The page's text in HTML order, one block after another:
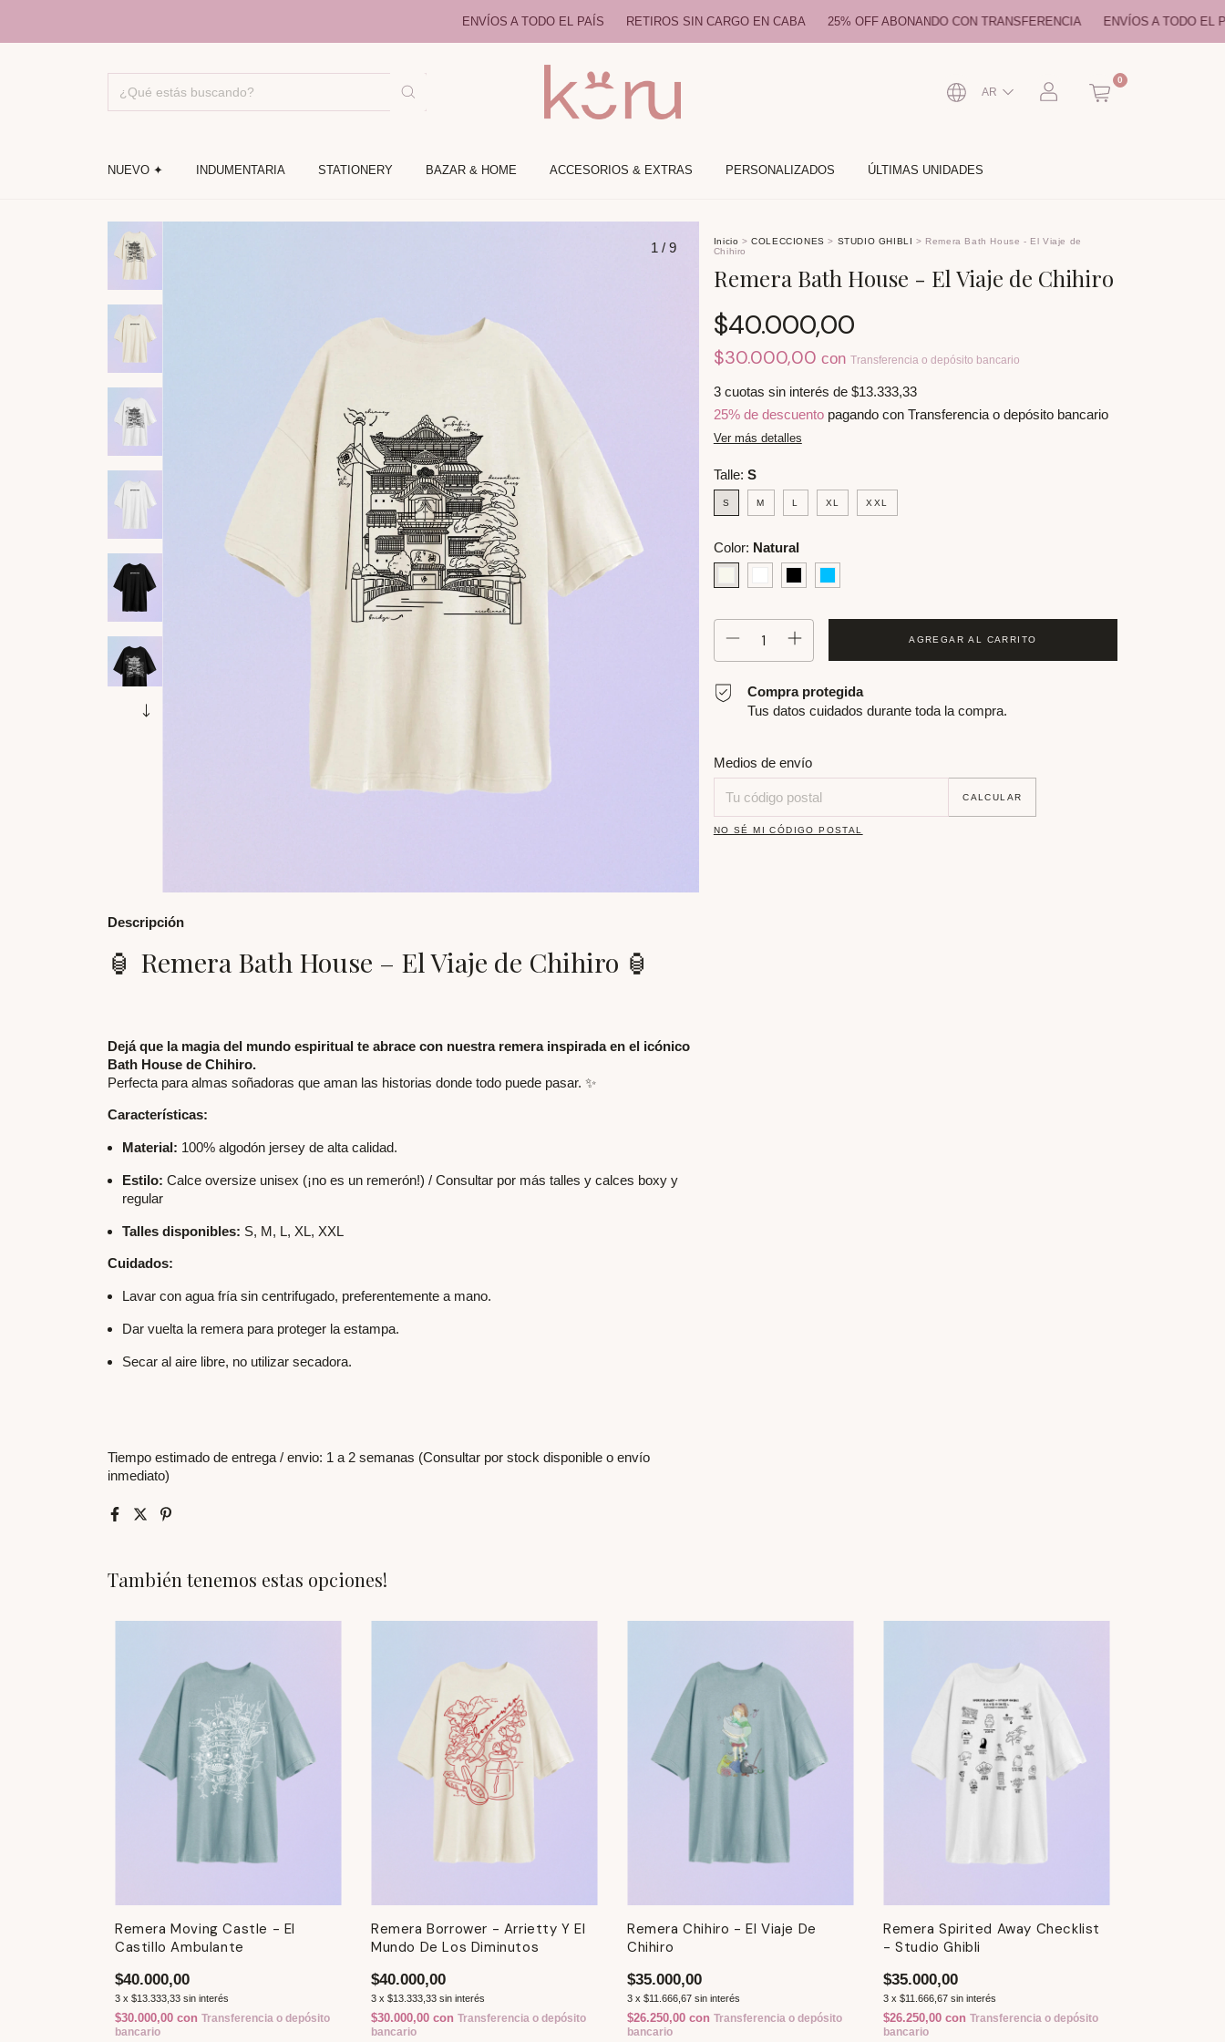
ENVÍOS A TODO EL PAÍS RETIROS SIN CARGO EN CABA 25% OFF ABONANDO CON TRANSFERENCIA ENVÍOS A TODO EL PAÍS
AR
0
NUEVO ✦ INDUMENTARIA STATIONERY BAZAR & HOME ACCESORIOS & EXTRAS PERSONALIZADOS ÚLTIMAS UNIDADES
1 / 9 Inicio > COLECCIONES> STUDIO GHIBLI > Remera Bath House - El Viaje de
Chihiro
Remera Bath House - El Viaje de Chihiro
$40.000,00
$30.000,00 con Transferencia o depósito bancario
3 cuotas sin interés de $13.333,33
25% de descuentopagando con Transferencia o depósito bancario
Ver más detalles
Talle: S
S M L XL XXL
Color: Natural
Compra protegida
Tus datos cuidados durante toda la compra.
Entregas para el CP:
Medios de envío
CALCULAR
NO SÉ MI CÓDIGO POSTAL
Descripción
🏮 Remera Bath House – El Viaje de Chihiro 🏮
Dejá que la magia del mundo espiritual te abrace con nuestra remera inspirada en el icónico
Bath House de Chihiro.
Perfecta para almas soñadoras que aman las historias donde todo puede pasar. ✨
Características:
Material: 100% algodón jersey de alta calidad.
Estilo: Calce oversize unisex (¡no es un remerón!) / Consultar por más talles y calces boxy y
regular
Talles disponibles: S, M, L, XL, XXL
Cuidados:
Lavar con agua fría sin centrifugado, preferentemente a mano.
Dar vuelta la remera para proteger la estampa.
Secar al aire libre, no utilizar secadora.
Tiempo estimado de entrega / envio: 1 a 2 semanas (Consultar por stock disponible o envío
inmediato)
También tenemos estas opciones!
Remera Moving Castle - El
Castillo Ambulante
$40.000,00
3 x $13.333,33 sin interés
$30.000,00 con Transferencia o depósito
bancario
Remera Borrower - Arrietty Y El
Mundo De Los Diminutos
$40.000,00
3 x $13.333,33 sin interés
$30.000,00 con Transferencia o depósito
bancario
Remera Chihiro - El Viaje De
Chihiro
$35.000,00
3 x $11.666,67 sin interés
$26.250,00 con Transferencia o depósito
bancario
Remera Spirited Away Checklist
- Studio Ghibli
$35.000,00
3 x $11.666,67 sin interés
$26.250,00 con Transferencia o depósito
bancario